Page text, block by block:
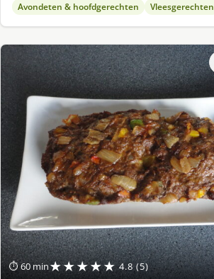
Avondeten & hoofdgerechten Vleesgerechten
⏱ 60 min★★★★★ 4.8 (5)